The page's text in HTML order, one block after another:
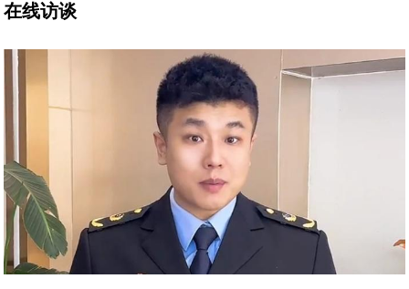
在线访谈